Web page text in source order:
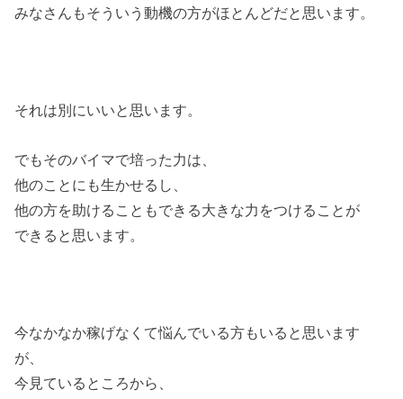
みなさんもそういう動機の方がほとんどだと思います。
それは別にいいと思います。
でもそのバイマで培った力は、
他のことにも生かせるし、
他の方を助けることもできる大きな力をつけることが
できると思います。
今なかなか稼げなくて悩んでいる方もいると思います
が、
今見ているところから、